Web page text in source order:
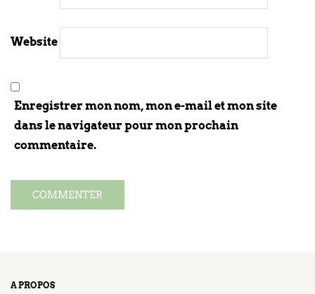
Website
Enregistrer mon nom, mon e-mail et mon site
dans le navigateur pour mon prochain
commentaire.
A PROPOS